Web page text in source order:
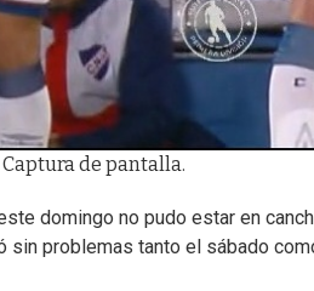
de pantalla.
domingo no pudo estar en
sin problemas tanto el sábado